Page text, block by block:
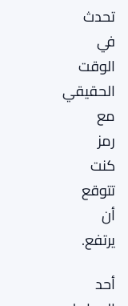
تحدث
في
الوقت
الحقيقي
مع
رمز
كنت
تتوقع
أن
يرتفع.
أحد